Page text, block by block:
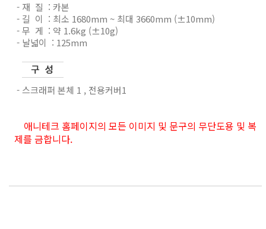
- 재 질 : 카본
- 길 이 : 최소 1680mm ~ 최대 3660mm (±10mm)
- 무 게 : 약 1.6kg (±10g)
- 날넓이 : 125mm
- 스크래퍼 본체 1 , 전용커버1
애니테크 홈페이지의 모든 이미지 및 문구의 무단도용 및 복
제를 금합니다.